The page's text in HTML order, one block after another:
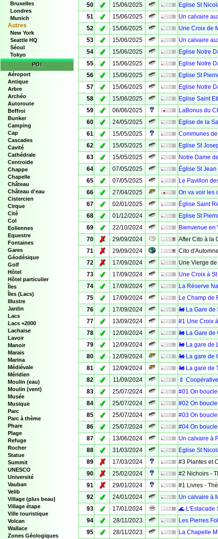
Bruxelles
Londres
Munich
Autres
New York
Seattle HQ
Séoul
Tokyo
POI
Aéroport
Antique
Arbre
Archéo
Autoroute
Beffroi
Bunker
Camping
Cap
Cascades
Cavité
Cathédrale
Centroide
Chappe
Chapelle
Château
Château d'eau
Cistercien
Cirque
Cité
Col
Eoliennes
Equestre
Fontaines
Gares
Géodésique
Golf
Hôtel
Hôtel particulier
Îles
Îles (Lacs)
Illustre
Jardin
Lacs
Lacs +2000
Lachaise
Lavoir
Manoir
Marais
Marina
Médiévale
Méridien
Moulin (eau)
Moulin (vent)
Musée
Musique
Parc
Parc à thème
Phare
Plage
Refuge
Rocher
Statue
Summit
UNESCO
Université
Vauban
Velib
Village (plus beau)
Village étape
Ville touristique
Volcan
Wallace
Zones Géologiques
50
✓ 15/06/2025
Eglise St
51
✓ 15/06/2025
Un calvaire
52
✓ 15/06/2025
Une Croix de
53
✓ 15/06/2025
Un calvaire
54
✓ 15/06/2025
Eglise Notre
55
✓ 15/06/2025
Eglise Notre
56
✓ 15/06/2025
Eglise St
57
✓ 15/06/2025
Eglise Notre
58
✓ 15/06/2025
Eglise Saint
59
✓ 06/06/2025
LaBonus du
60
✓ 24/05/2025
Eglise de la
61
✓ 15/05/2025
Communes
62
✓ 15/05/2025
Eglise St
63
✓ 15/05/2025
Notre Dame
64
✓ 07/05/2025
Église St
65
✓ 07/05/2025
Le Pavillon
66
✓ 27/04/2025
On va voir les
67
✓ 02/01/2025
Église Saint
68
✓ 01/12/2024
Eglise St
69
✓ 22/10/2024
Bienvenue en
70
✗ 29/09/2024
After Cito à la
71
✗ 29/09/2024
Cito
72
✗ 17/09/2024
Une Vierge
73
✓ 17/09/2024
Une Croix à
74
✓ 17/09/2024
La Réserve
75
✓ 17/09/2024
Le Champ de
76
✓ 17/09/2024
🚂 La Gare de
77
✓ 13/09/2024
#1 Une Croix
78
✓ 12/09/2024
🚂 La Gare de
79
✓ 12/09/2024
🚂 La gare de
80
✓ 12/09/2024
🚂 La gare de
81
✓ 12/09/2024
🚂 La gare de
82
✓ 11/09/2024
🍼
83
✓ 25/07/2024
#01 On
84
✓ 25/07/2024
#02 On
85
✓ 25/07/2024
#03 On
86
✓ 25/07/2024
#04 On
87
✓ 13/06/2024
Un calvaire à
88
✓ 31/03/2024
Eglise St
89
✗ 17/03/2024
#3 Plantes et
90
✗ 25/02/2024
#2 Nichoirs -
91
✗ 29/01/2024
#1 Livres -
92
✓ 24/01/2024
Un calvaire à
93
✓ 17/01/2024
🌊 L'Estacade
94
✓ 28/11/2023
Les Pierres
95
✓ 28/11/2023
La Chapelle